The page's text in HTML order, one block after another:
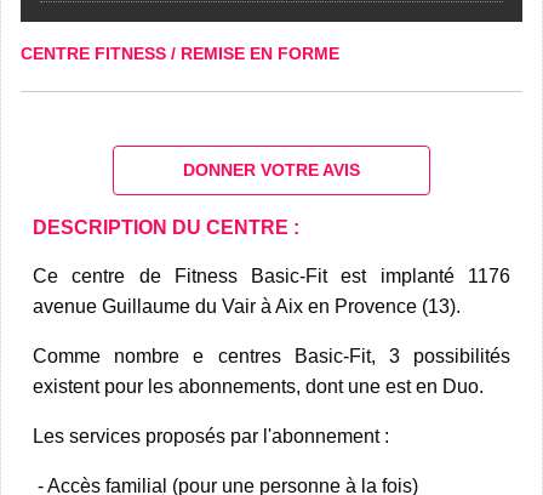
CENTRE FITNESS / REMISE EN FORME
DONNER VOTRE AVIS
DESCRIPTION DU CENTRE :
Ce centre de Fitness Basic-Fit est implanté 1176
avenue Guillaume du Vair à Aix en Provence (13).
Comme nombre e centres Basic-Fit, 3 possibilités
existent pour les abonnements, dont une est en Duo.
Les services proposés par l'abonnement :
- Accès familial (pour une personne à la fois)